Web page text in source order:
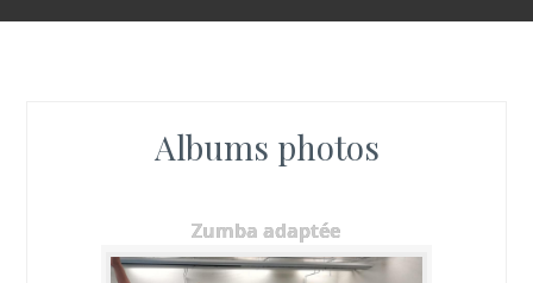
Albums photos
Zumba adaptée